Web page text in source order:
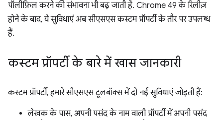
पॉलीफ़िल करने की संभावना भी बढ़ जाती है. Chrome 49 के रिलीज़
होने के बाद, ये सुविधाएं अब सीएसएस कस्टम प्रॉपर्टी के तौर पर उपलब्ध
हैं.
कस्टम प्रॉपर्टी के बारे में खास जानकारी
कस्टम प्रॉपर्टी, हमारे सीएसएस टूलबॉक्स में दो नई सुविधाएं जोड़ती हैं:
लेखक के पास, अपनी पसंद के नाम वाली प्रॉपर्टी में अपनी पसंद